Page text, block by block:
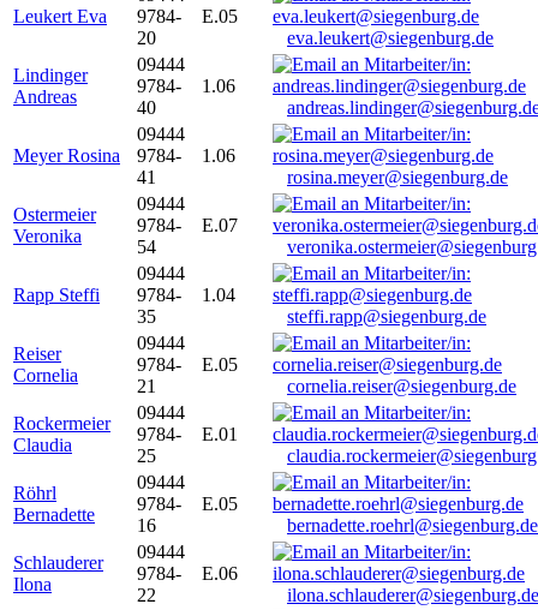
Leukert Eva
9784-
20
E.05
eva.leukert@siegenburg.de
Lindinger
Andreas
09444
9784-
40
1.06
Meyer Rosina
09444
9784-
41
1.06
rosina.meyer@siegenburg.de
Ostermeier
Veronika
09444
9784-
54
E.07
Rapp Steffi
09444
9784-
35
1.04
steffi.rapp@siegenburg.de
Reiser
Cornelia
09444
9784-
21
E.05
cornelia.reiser@siegenburg.de
Rockermeier
Claudia
09444
9784-
25
E.01
Röhrl
Bernadette
09444
9784-
16
E.05
bernadette.roehrl@siegenburg.de
Schlauderer
Ilona
09444
9784-
22
E.06
ilona.schlauderer@siegenburg.de